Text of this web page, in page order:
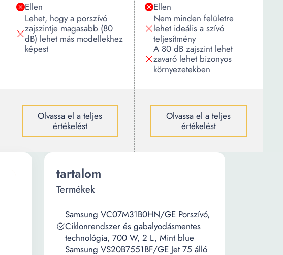
Ellen
Lehet, hogy a porszívó
zajszintje magasabb (80
dB) lehet más modellekhez
képest
Olvassa el a teljes
értékelést
Ellen
Nem minden felületre
lehet ideális a szívó
teljesítmény
A 80 dB zajszint lehet
zavaró lehet bizonyos
környezetekben
Olvassa el a teljes
értékelést
tartalom
Termékek
Samsung VC07M31B0HN/GE Porszívó,
Ciklonrendszer és gabalyodásmentes
technológia, 700 W, 2 L, Mint blue
Samsung VS20B7551BF/GE Jet 75 álló